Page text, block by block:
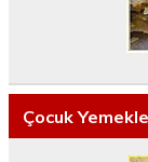
Çocuk